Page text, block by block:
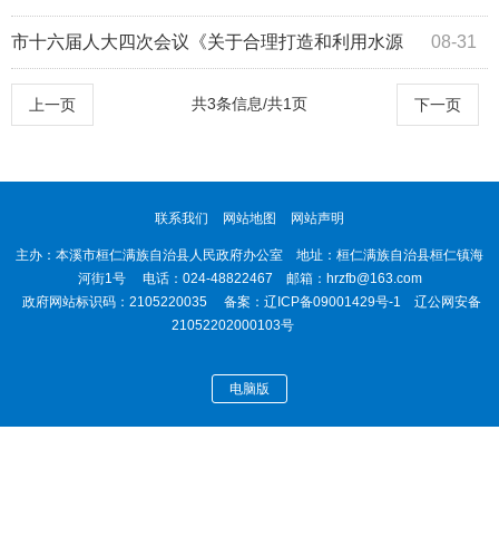
建设的建议》（第4021号）答复 08-31
市十六届人大四次会议《关于合理打造和利用水源
地周边景色的建议》（第4014号）答复
上一页 下一页
共3条信息/共1页
联系我们 网站地图 网站声明
主办：本溪市桓仁满族自治县人民政府办公室 地址：桓仁满族自治县桓仁镇海
河街1号 电话：024-48822467 邮箱：hrzfb@163.com
政府网站标识码：2105220035 备案： 辽ICP备09001429号-1
辽公网安备
21052202000103号
电脑版